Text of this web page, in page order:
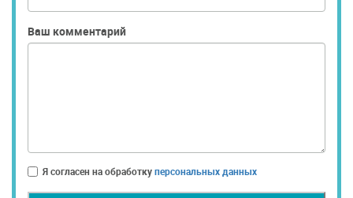
Ваш комментарий
Я согласен на обработкуперсональных данных